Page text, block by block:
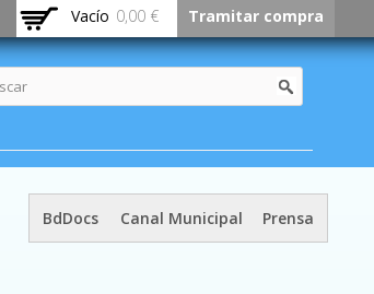
Vacío 0,00 € Tramitar compra
BdDocs Canal Municipal Prensa